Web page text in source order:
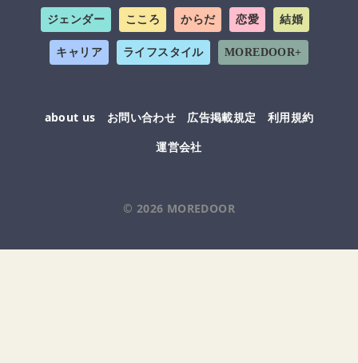
ジェンダー こころ からだ 恋愛 結婚
キャリア ライフスタイル MOREDOOR+
about us お問い合わせ 広告掲載規定
利用規約
運営会社
© 2026 MOREDOOR